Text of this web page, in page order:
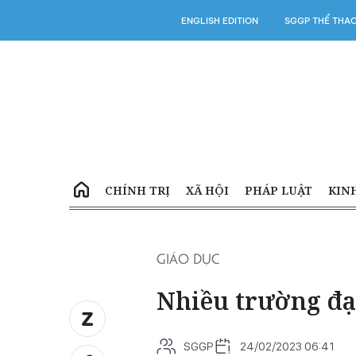
ENGLISH EDITION SGGP THỂ
CHÍNH TRỊ XÃ HỘI PHÁP LUẬT
GIÁO DỤC
Nhiều trường
SGGP 24/02/2023 06:41